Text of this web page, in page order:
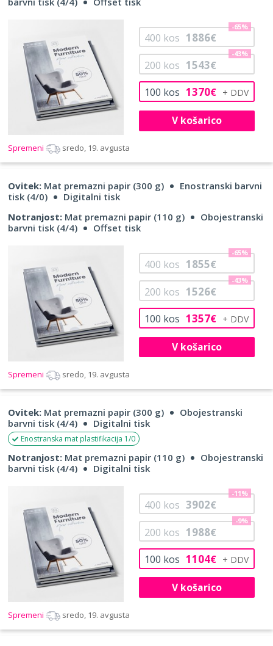
100 kos 1370€
200 kos 1543€
-43%
400 kos 1886€
-65%
V košarico
Spremeni sredo, 19. avgusta
Ovitek: Mat premazni papir (300 g)
Enostranski barvni
tisk (4/0)
Digitalni tisk
Notranjost: Mat premazni papir (110 g)
Obojestranski
barvni tisk (4/4)
Offset tisk
100 kos 1357€
200 kos 1526€
-43%
400 kos 1855€
-65%
V košarico
Spremeni sredo, 19. avgusta
Ovitek: Mat premazni papir (300 g)
Obojestranski
barvni tisk (4/4)
Digitalni tisk
Enostranska mat plastifikacija 1/0
Notranjost: Mat premazni papir (110 g)
Obojestranski
barvni tisk (4/4)
Digitalni tisk
100 kos 1104€
200 kos 1988€
-9%
400 kos 3902€
-11%
V košarico
Spremeni sredo, 19. avgusta